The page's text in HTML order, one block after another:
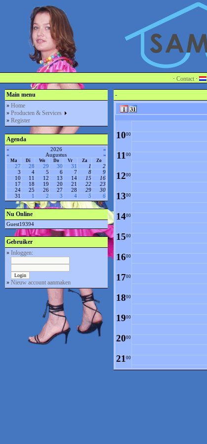
· Contact ·
-
700
900
1000
1100
1200
1300
1400
1500
1600
1700
1800
1900
2000
2100
Main menu
» Home
» Producten & Services
» Register
Agenda
« 2026
»
«
Augustus »
Ma Di Wo Do Vr Za Zo
27 28 29 30 31 1
2
3
4 5 6 7 8
9
10
11 12 13 14 15
16
17
18 19 20 21 22
23
24
25 26 27 28 29
30
31
1 2 3 4 5 6
Nu Online
Guest19394
Gebruiker
» Inloggen:
» Nieuw account aanmaken